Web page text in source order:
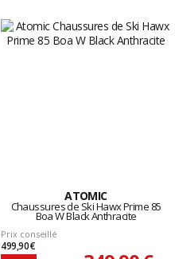
ATOMIC
Chaussures de Ski Hawx Prime 85
Boa W Black Anthracite
Prix conseillé
499,90 €